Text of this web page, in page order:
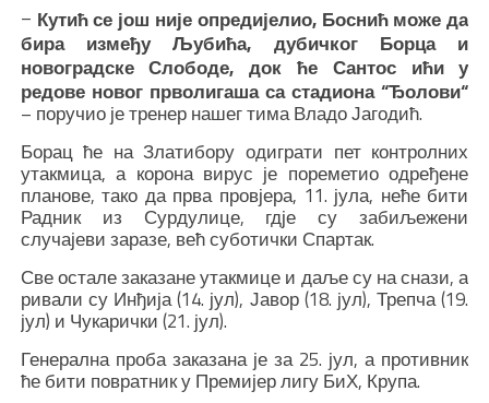
– Кутић се још није опредијелио, Боснић може да
бира између Љубића, дубичког Борца и
новоградске Слободе, док ће Сантос ићи у
редове новог прволигаша са стадиона “Ђолови“
– поручио је тренер нашег тима Владо Јагодић.
Борац ће на Златибору одиграти пет контролних
утакмица, а корона вирус је пореметио одређене
планове, тако да прва провјера, 11. јула, неће бити
Радник из Сурдулице, гдје су забиљежени
случајеви заразе, већ суботички Спартак.
Све остале заказане утакмице и даље су на снази, а
ривали су Инђија (14. јул), Јавор (18. јул), Трепча (19.
јул) и Чукарички (21. јул).
Генерална проба заказана је за 25. јул, а противник
ће бити повратник у Премијер лигу БиХ, Крупа.